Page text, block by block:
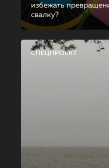
избежать
свалку?
СПЕЦПРОЕКТ